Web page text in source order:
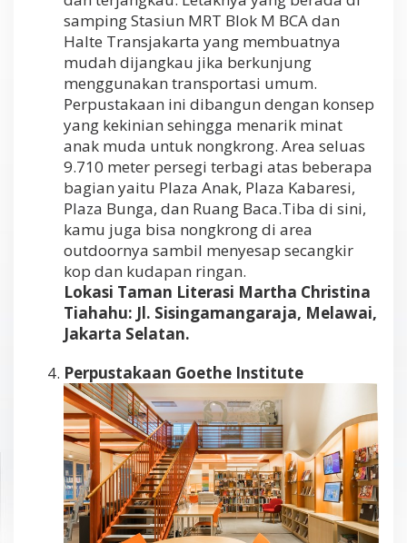
samping Stasiun MRT Blok M BCA dan
Halte Transjakarta yang membuatnya
mudah dijangkau jika berkunjung
menggunakan transportasi umum.
Perpustakaan ini dibangun dengan konsep
yang kekinian sehingga menarik minat
anak muda untuk nongkrong. Area seluas
9.710 meter persegi terbagi atas beberapa
bagian yaitu Plaza Anak, Plaza Kabaresi,
Plaza Bunga, dan Ruang Baca.Tiba di sini,
kamu juga bisa nongkrong di area
outdoornya sambil menyesap secangkir
kop dan kudapan ringan.
Lokasi Taman Literasi Martha Christina
Tiahahu: Jl. Sisingamangaraja, Melawai,
Jakarta Selatan.
Perpustakaan Goethe Institute